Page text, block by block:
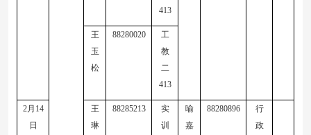
413
王
玉
松
88280020
工
教
二
413
2月 14
日
王
琳
88285213
实
训
喻
嘉
88280896
行
政